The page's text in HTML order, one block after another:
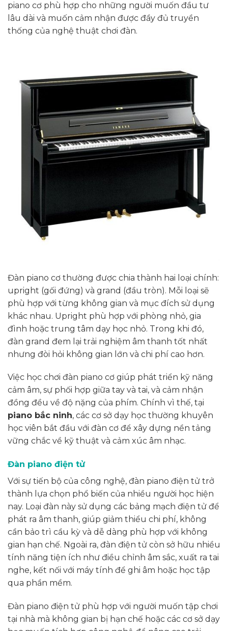
piano cơ phù hợp cho những người muốn đầu tư
lâu dài và muốn cảm nhận được đầy đủ truyền
thống của nghệ thuật chơi đàn.
Đàn piano cơ thường được chia thành hai loại chính:
upright (gối đứng) và grand (đầu tròn). Mỗi loại sẽ
phù hợp với từng không gian và mục đích sử dụng
khác nhau. Upright phù hợp với phòng nhỏ, gia
đình hoặc trung tâm dạy học nhỏ. Trong khi đó,
đàn grand đem lại trải nghiệm âm thanh tốt nhất
nhưng đòi hỏi không gian lớn và chi phí cao hơn.
Việc học chơi đàn piano cơ giúp phát triển kỹ năng
cảm âm, sự phối hợp giữa tay và tai, và cảm nhận
đồng đều về độ nặng của phím. Chính vì thế, tại
piano bắc ninh, các cơ sở dạy học thường khuyên
học viên bắt đầu với đàn cơ để xây dựng nền tảng
vững chắc về kỹ thuật và cảm xúc âm nhạc.
Đàn piano điện tử
Với sự tiến bộ của công nghệ, đàn piano điện tử trở
thành lựa chọn phổ biến của nhiều người học hiện
nay. Loại đàn này sử dụng các bảng mạch điện tử để
phát ra âm thanh, giúp giảm thiểu chi phí, không
cần bảo trì cầu kỳ và dễ dàng phù hợp với không
gian hạn chế. Ngoài ra, đàn điện tử còn sở hữu nhiều
tính năng tiện ích như điều chỉnh âm sắc, xuất ra tai
nghe, kết nối với máy tính để ghi âm hoặc học tập
qua phần mềm.
Đàn piano điện tử phù hợp với người muốn tập chơi
tại nhà mà không gian bị hạn chế hoặc các cơ sở dạy